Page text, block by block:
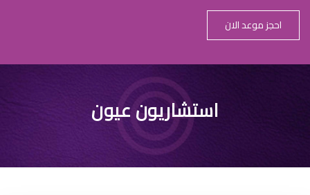
احجز موعد الان
استشاريون عيون